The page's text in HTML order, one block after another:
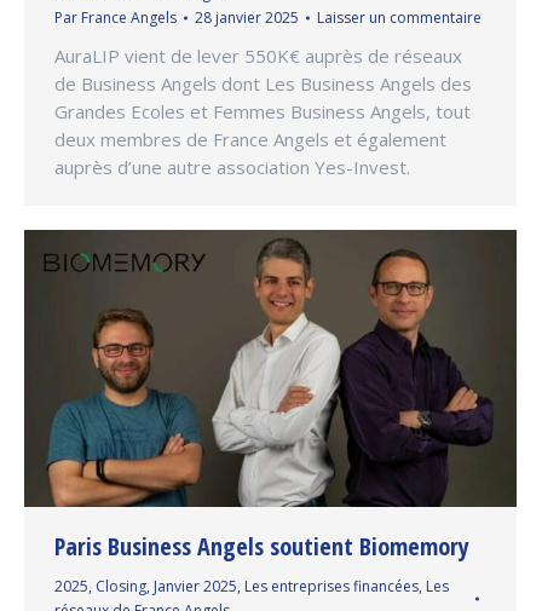
Par France Angels 28 janvier 2025 Laisser un commentaire
AuraLIP vient de lever 550K€ auprès de réseaux
de Business Angels dont Les Business Angels des
Grandes Ecoles et Femmes Business Angels, tout
deux membres de France Angels et également
auprès d’une autre association Yes-Invest.
Paris Business Angels soutient Biomemory
2025, Closing, Janvier 2025, Les entreprises financées, Les